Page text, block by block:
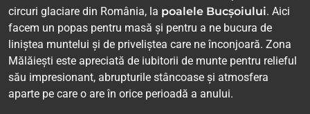
circuri glaciare din România, la poalele Bucșoiului. Aici
facem un popas pentru masă și pentru a ne bucura de
liniștea muntelui și de priveliștea care ne înconjoară. Zona
Mălăiești este apreciată de iubitorii de munte pentru relieful
său impresionant, abrupturile stâncoase și atmosfera
aparte pe care o are în orice perioadă a anului.